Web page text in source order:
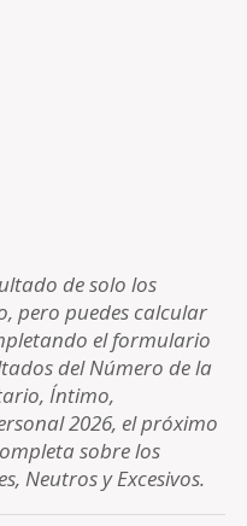
de solo los
pero puedes calcular
el formulario
del Número de la
Íntimo,
2026, el próximo
sobre los
Neutros y Excesivos.